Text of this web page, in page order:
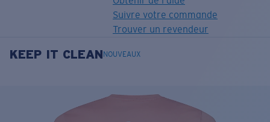
Suivre votre commande
Trouver un revendeur
OBJECTIF MIS À JOURAJOUTÉ AU PANIER!
Prix :
Quantité:
KEEP IT CLEAN NOUVEAUX